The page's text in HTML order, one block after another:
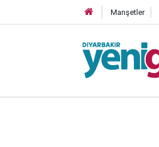
Manşetler